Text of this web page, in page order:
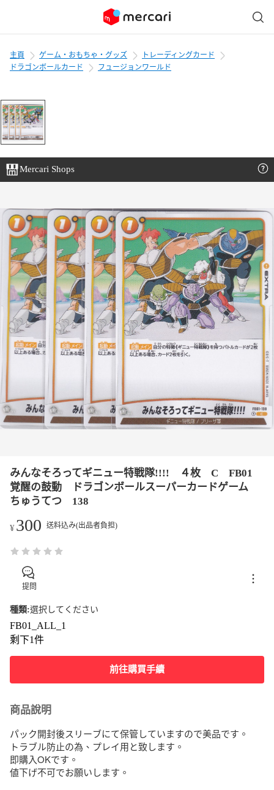
主頁 ゲーム・おもちゃ・グッズ
トレーディングカード
ドラゴンボールカード
フュージョンワールド
Mercari Shops
みんなそろってギニュー特戦隊!!!! ４枚 C FB01
覚醒の鼓動 ドラゴンボールスーパーカードゲーム
ちゅうてつ 138
¥300 送料込み(出品者負担)
提問
種類:選択してください
FB01_ALL_1
剩下1件
前往購買手續
商品說明
パック開封後スリーブにて保管していますので美品です。
トラブル防止の為、プレイ用と致します。
即購入OKです。
値下げ不可でお願いします。